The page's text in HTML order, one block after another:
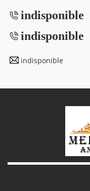
indisponible
indisponible
indisponible